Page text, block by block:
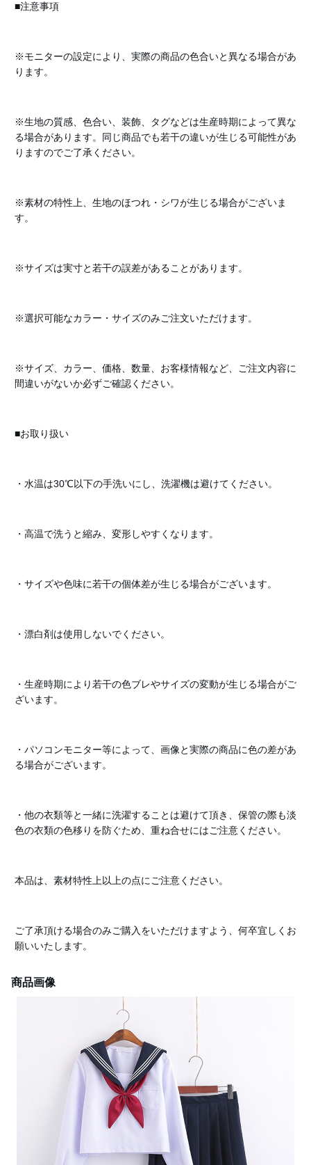
■注意事項
※モニターの設定により、実際の商品の色合いと異なる場合があ
ります。
※生地の質感、色合い、装飾、タグなどは生産時期によって異な
る場合があります。同じ商品でも若干の違いが生じる可能性があ
りますのでご了承ください。
※素材の特性上、生地のほつれ・シワが生じる場合がございま
す。
※サイズは実寸と若干の誤差があることがあります。
※選択可能なカラー・サイズのみご注文いただけます。
※サイズ、カラー、価格、数量、お客様情報など、ご注文内容に
間違いがないか必ずご確認ください。
■お取り扱い
・水温は30℃以下の手洗いにし、洗濯機は避けてください。
・高温で洗うと縮み、変形しやすくなります。
・サイズや色味に若干の個体差が生じる場合がございます。
・漂白剤は使用しないでください。
・生産時期により若干の色ブレやサイズの変動が生じる場合がご
ざいます。
・パソコンモニター等によって、画像と実際の商品に色の差があ
る場合がございます。
・他の衣類等と一緒に洗濯することは避けて頂き、保管の際も淡
色の衣類の色移りを防ぐため、重ね合せにはご注意ください。
本品は、素材特性上以上の点にご注意ください。
ご了承頂ける場合のみご購入をいただけますよう、何卒宜しくお
願いいたします。
商品画像